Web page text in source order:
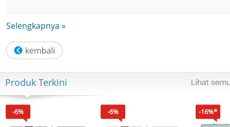
- Unit USB HUB ORICO MH4U-U3
- Buku Panduan
- Kartu Garansi
GARANSI RESMI 2 THN DISTRIBUTOR INNOVATION
TECHNOLOGY
Selengkapnya »
Produk Terkini
-6% -6% -16%*